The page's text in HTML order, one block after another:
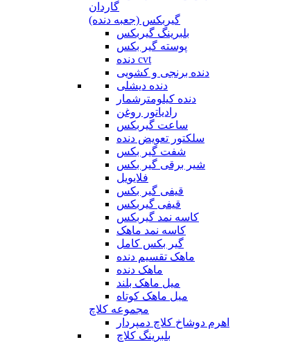
گاردان
گیربکس (جعبه دنده)
بلبرینگ گیربکس
پوسته گیر بکس
دنده cvt
دنده برنجی و کشویی
دنده دیشلی
دنده کیلومترشمار
رادیاتور روغن
ساعت گیربکس
سلکتور تعویض دنده
شفت گیر بکس
شیر برقی گیر بکس
فلایویل
قیفی گیر بکس
قیفی گیربکس
کاسه نمد گیربکس
کاسه نمد ماهک
گیر بکس کامل
ماهک تقسیم دنده
ماهک دنده
میل ماهک بلند
میل ماهک کوتاه
مجموعه کلاچ
اهرم دوشاخ کلاچ دمپردار
بلبرینگ کلاچ